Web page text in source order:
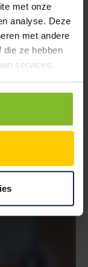
met onze
analyse. Deze
met andere
die ze hebben
services.